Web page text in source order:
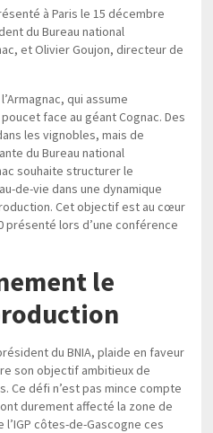
à Paris le 15 décembre
du Bureau national
et Olivier Goujon, directeur de
qui assume
face au géant Cognac. Des
les vignobles, mais de
du Bureau national
souhaite structurer le
de-vie dans une dynamique
Cet objectif est au cœur
présenté lors d’une conférence
le
du BNIA, plaide en faveur
son objectif ambitieux de
Ce défi n’est pas mince compte
durement affecté la zone de
l’IGP côtes-de-Gascogne ces